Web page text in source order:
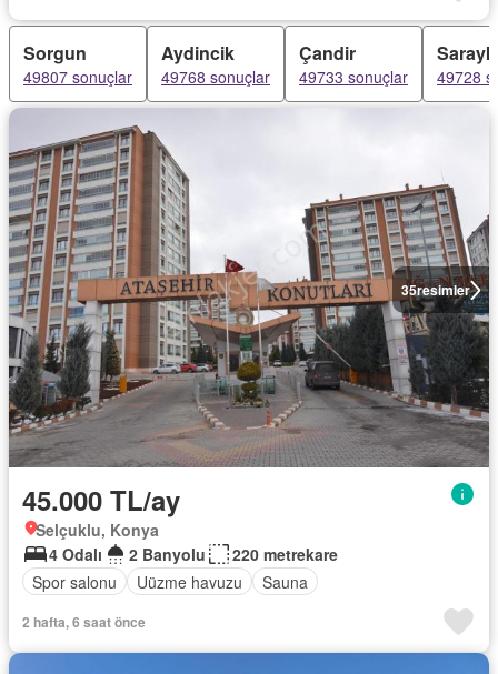
Sorgun
49807 sonuçlar
Aydincik
49768 sonuçlar
Çandir
49733 sonuçlar 49728
35resimler
45.000 TL/ay
Selçuklu, Konya
4 Odalı
2 Banyolu
220 metrekare
Spor salonu
Uüzme havuzu Sauna
2 hafta, 6 saat önce